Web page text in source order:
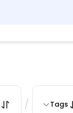
Tags
/